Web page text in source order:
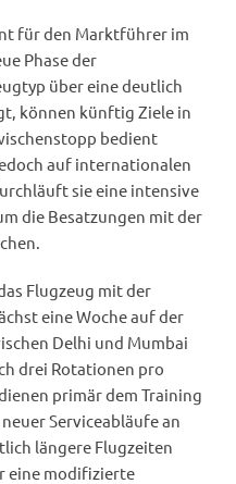
für den Marktführer im
Phase der
über eine deutlich
können künftig Ziele in
bedient
auf internationalen
sie eine intensive
die Besatzungen mit der
Flugzeug mit der
eine Woche auf der
Delhi und Mumbai
drei Rotationen pro
primär dem Training
Serviceabläufe an
längere Flugzeiten
eine modifizierte